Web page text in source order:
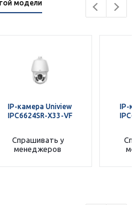
модели
IP-камера Uniview
IPC6624SR-X33-VF
Спрашивать у
менеджеров
IP-